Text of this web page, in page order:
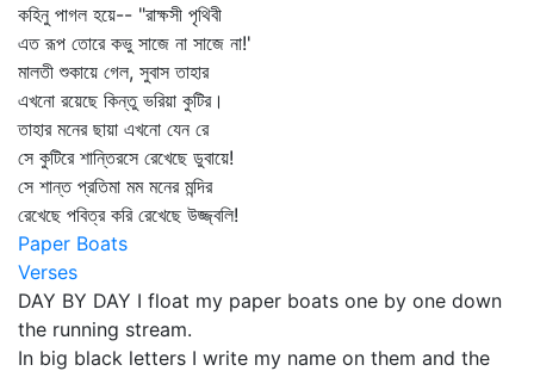
কহিনু পাগল হয়ে-- "রাক্ষসী পৃথিবী
এত রূপ তোরে কভু সাজে না সাজে না!'
মালতী শুকায়ে গেল, সুবাস তাহার
এখনো রয়েছে কিন্তু ভরিয়া কুটির।
তাহার মনের ছায়া এখনো যেন রে
সে কুটিরে শান্তিরসে রেখেছে ডুবায়ে!
সে শান্ত প্রতিমা মম মনের মন্দির
রেখেছে পবিত্র করি রেখেছে উজ্জ্বলি!
Paper Boats
Verses
DAY BY DAY I float my paper boats one by one down
the running stream.
In big black letters I write my name on them and the